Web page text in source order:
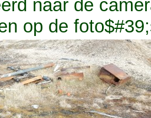
naar de
op de